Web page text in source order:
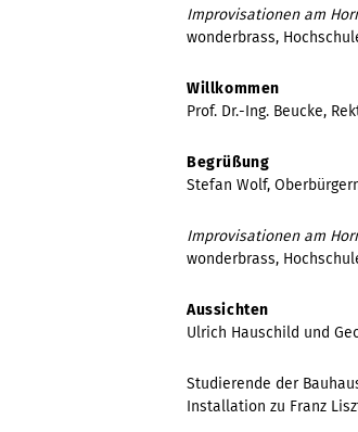
Improvisationen am
wonderbrass,
Willkommen
Prof. Dr.-Ing. Beucke,
Begrüßung
Stefan Wolf,
Improvisationen am
wonderbrass,
Aussichten
Ulrich Hauschild und
Studierende der
Installation zu Franz